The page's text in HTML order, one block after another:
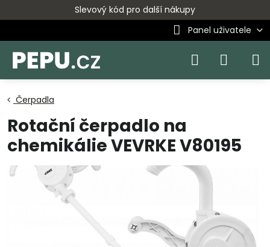
Slevový kód pro další nákupy
Panel uživatele
Čerpadla
Rotační čerpadlo na
chemikálie VEVRKE V80195